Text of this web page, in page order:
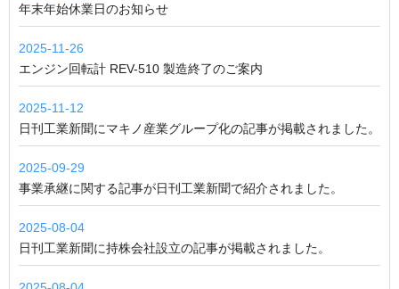
年末年始休業日のお知らせ
2025-11-26
エンジン回転計 REV-510 製造終了のご案内
2025-11-12
日刊工業新聞にマキノ産業グループ化の記事が掲載されました。
2025-09-29
事業承継に関する記事が日刊工業新聞で紹介されました。
2025-08-04
日刊工業新聞に持株会社設立の記事が掲載されました。